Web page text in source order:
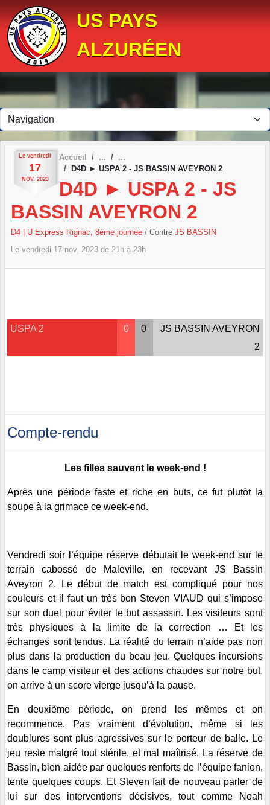
US PAYS
ALZURÉEN
Le vendredi
17
NOV. 2023
Accueil
D4D ► USPA 2 - JS BASSIN AVEYRON 2
D4D ► USPA 2 - JS
BASSIN AVEYRON 2
D4 | U Express Rignac, 8ème journée / Contre JS BASSIN
Le vendredi 17 nov. 2023 de 21h à 23h
USPA 2 0 0
JS BASSIN AVEYRON
2
Compte-rendu
Les filles sauvent le week-end !
Après une période faste et riche en buts, ce fut plutôt la
soupe à la grimace ce week-end.
Vendredi soir l’équipe réserve débutait le week-end sur le
terrain cabossé de Maleville, en recevant JS Bassin
Aveyron 2. Le début de match est compliqué pour nos
couleurs et il faut un très bon Steven VIAUD qui s’impose
sur son duel pour éviter le but assassin. Les visiteurs sont
très physiques à la limite de la correction … Et les
échanges sont tendus. La réalité du terrain n’aide pas non
plus dans la production du beau jeu. Quelques incursions
dans le camp visiteur et des actions chaudes sur notre but,
on arrive à un score vierge jusqu’à la pause.
En deuxième période, on prend les mêmes et on
recommence. Pas vraiment d’évolution, même si les
doublures sont plus agressives sur le porteur de balle. Le
jeu reste malgré tout stérile, et mal maîtrisé. La réserve de
Bassin, bien aidée par quelques renforts de l’équipe fanion,
tente quelques coups. Et Steven fait de nouveau parler de
lui sur des interventions décisives, tout comme Noah
Panneau de gestion des cookies